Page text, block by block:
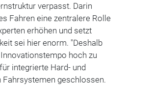
verpasst. Darin
Fahren eine zentralere Rolle
erhöhen und setzt
sei hier enorm. "Deshalb
hoch zu
für integrierte Hard- und
geschlossen.